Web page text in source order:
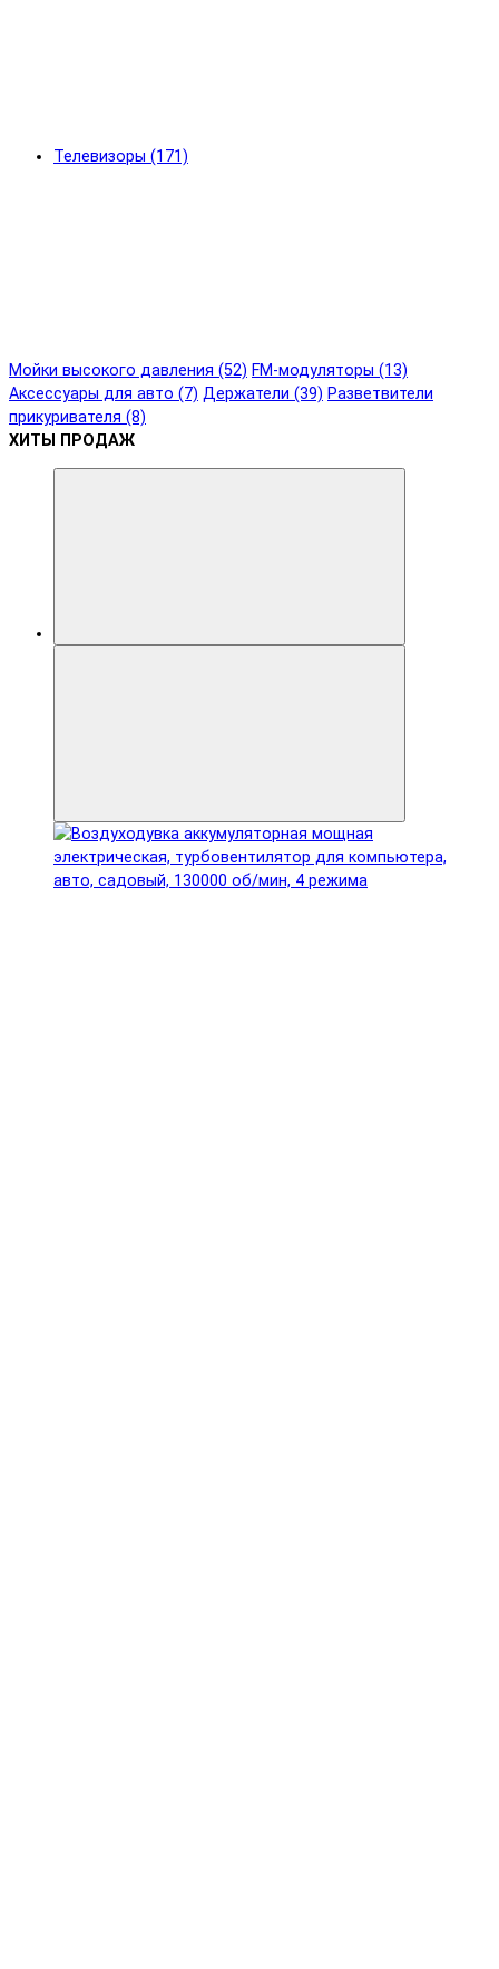
Телевизоры (171)
Мойки высокого давления (52) FM-модуляторы (13)
Аксессуары для авто (7) Держатели (39) Разветвители
прикуривателя (8)
ХИТЫ ПРОДАЖ